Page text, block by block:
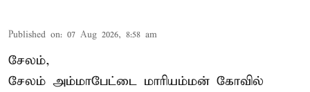
Published on: 07 Aug 2026, 8:58 am
சேலம்,
சேலம் அம்மாபேட்டை மாரியம்மன் கோவில்